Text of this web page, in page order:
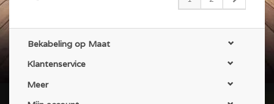
Bekabeling op Maat
Klantenservice
Meer